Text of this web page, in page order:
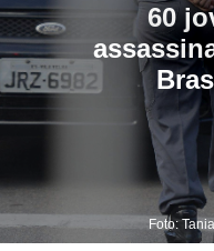
60
Foto: